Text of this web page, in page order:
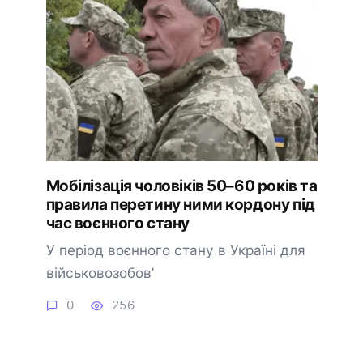
Мобілізація чоловіків 50–60 років та
правила перетину ними кордону під
час воєнного стану
У період воєнного стану в Україні для
військовозобов’
0 256